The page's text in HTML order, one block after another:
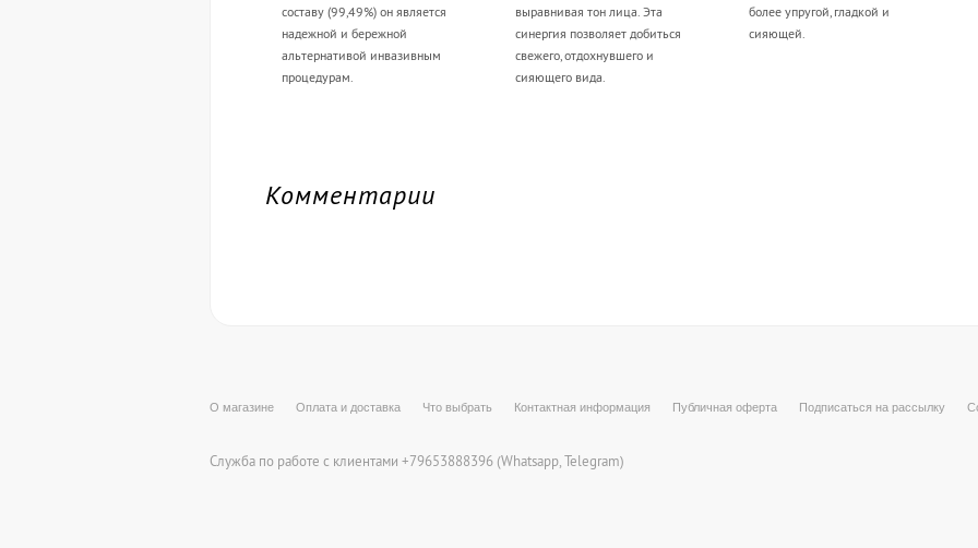
составу (99,49%) он является
надежной и бережной
альтернативой инвазивным
процедурам.
выравнивая тон лица. Эта
синергия позволяет добиться
свежего, отдохнувшего и
сияющего вида.
более упругой, гладкой и
сияющей.
Комментарии
О магазине Оплата и доставка Что выбрать Контактная информация Публичная оферта Подписаться на рассылку
Служба по работе с клиентами +79653888396 (Whatsapp , Telegram)